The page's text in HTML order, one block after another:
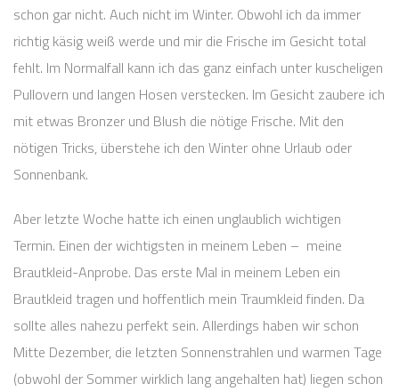
schon gar nicht. Auch nicht im Winter. Obwohl ich da immer
richtig käsig weiß werde und mir die Frische im Gesicht total
fehlt. Im Normalfall kann ich das ganz einfach unter kuscheligen
Pullovern und langen Hosen verstecken. Im Gesicht zaubere ich
mit etwas Bronzer und Blush die nötige Frische. Mit den
nötigen Tricks, überstehe ich den Winter ohne Urlaub oder
Sonnenbank.
Aber letzte Woche hatte ich einen unglaublich wichtigen
Termin. Einen der wichtigsten in meinem Leben – meine
Brautkleid-Anprobe. Das erste Mal in meinem Leben ein
Brautkleid tragen und hoffentlich mein Traumkleid finden. Da
sollte alles nahezu perfekt sein. Allerdings haben wir schon
Mitte Dezember, die letzten Sonnenstrahlen und warmen Tage
(obwohl der Sommer wirklich lang angehalten hat) liegen schon